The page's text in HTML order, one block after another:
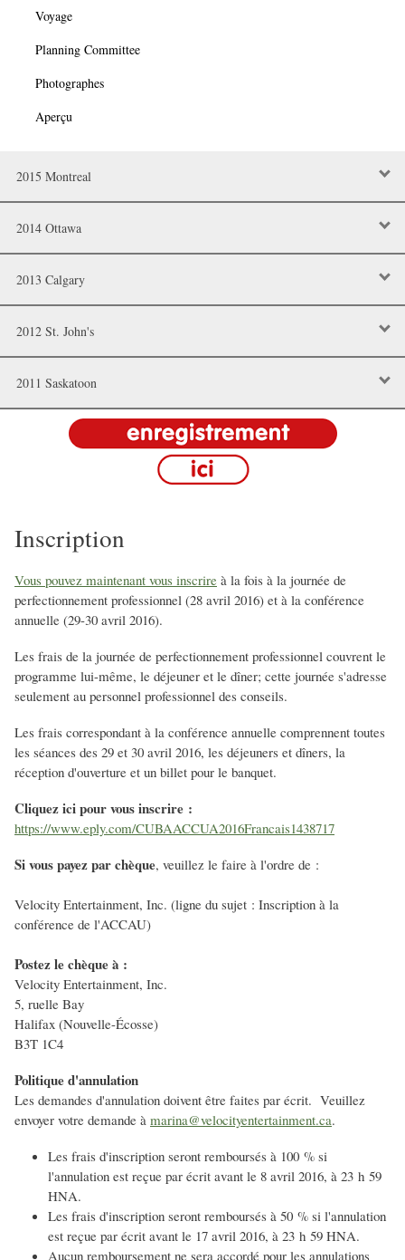
Voyage
Planning Committee
Photographes
Aperçu
2015 Montreal
2014 Ottawa
2013 Calgary
2012 St. John's
2011 Saskatoon
Inscription
Vous pouvez maintenant vous inscrire à la fois à la journée de
perfectionnement professionnel (28 avril 2016) et à la conférence
annuelle (29-30 avril 2016).
Les frais de la journée de perfectionnement professionnel couvrent le
programme lui-même, le déjeuner et le dîner; cette journée s'adresse
seulement au personnel professionnel des conseils.
Les frais correspondant à la conférence annuelle comprennent toutes
les séances des 29 et 30 avril 2016, les déjeuners et dîners, la
réception d'ouverture et un billet pour le banquet.
Cliquez ici pour vous inscrire :
https://www.eply.com/CUBAACCUA2016Francais1438717
Si vous payez par chèque, veuillez le faire à l'ordre de :
Velocity Entertainment, Inc. (ligne du sujet : Inscription à la
conférence de l'ACCAU)
Postez le chèque à :
Velocity Entertainment, Inc.
5, ruelle Bay
Halifax (Nouvelle-Écosse)
B3T 1C4
Politique d'annulation
Les demandes d'annulation doivent être faites par écrit. Veuillez
envoyer votre demande à marina@velocityentertainment.ca.
Les frais d'inscription seront remboursés à 100 % si
l'annulation est reçue par écrit avant le 8 avril 2016, à 23 h 59
HNA.
Les frais d'inscription seront remboursés à 50 % si l'annulation
est reçue par écrit avant le 17 avril 2016, à 23 h 59 HNA.
Aucun remboursement ne sera accordé pour les annulations